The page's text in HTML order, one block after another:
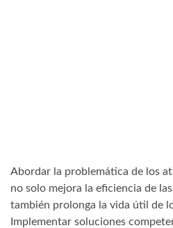
Abordar la problemática de los
no solo mejora la eficiencia de
también prolonga la vida útil de
Implementar soluciones